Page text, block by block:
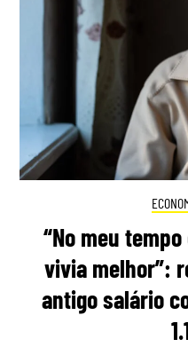
“No meu
vivia melhor”:
antigo salário